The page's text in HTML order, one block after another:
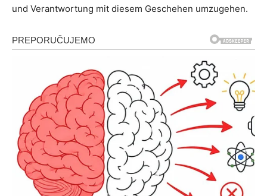
und Verantwortung mit diesem Geschehen umzugehen.